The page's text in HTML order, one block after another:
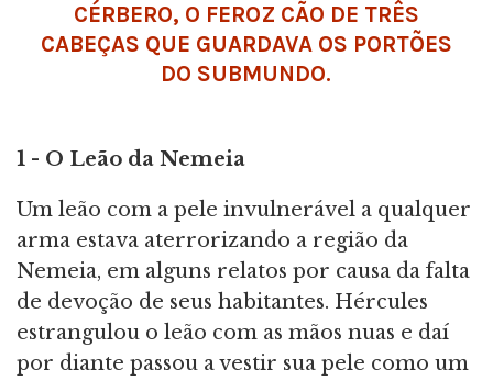
CÉRBERO, O FEROZ CÃO DE TRÊS
CABEÇAS QUE GUARDAVA OS PORTÕES
DO SUBMUNDO.
1 - O Leão da Nemeia
Um leão com a pele invulnerável a qualquer
arma estava aterrorizando a região da
Nemeia, em alguns relatos por causa da falta
de devoção de seus habitantes. Hércules
estrangulou o leão com as mãos nuas e daí
por diante passou a vestir sua pele como um